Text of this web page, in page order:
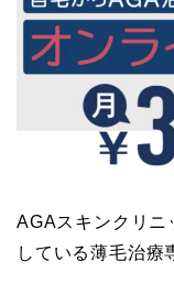
AGAスキンクリニ
している薄毛治療